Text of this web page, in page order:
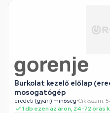
Burkolat kezelő előlap
mosogatógép
eredeti (gyári) minőség•Cikkszám:
1 db ezen az áron, 24-72 órás